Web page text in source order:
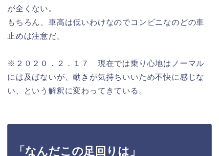
が全くない。
もちろん、車高は低いわけなのでコンビニなのどの車
止めは注意だ。
※２０２０．２．１７ 現在では乗り心地はノーマル
には及ばないが、動きが気持ちいいため不快に感じな
い、という解釈に変わってきている。
「なんだこの足回りは」